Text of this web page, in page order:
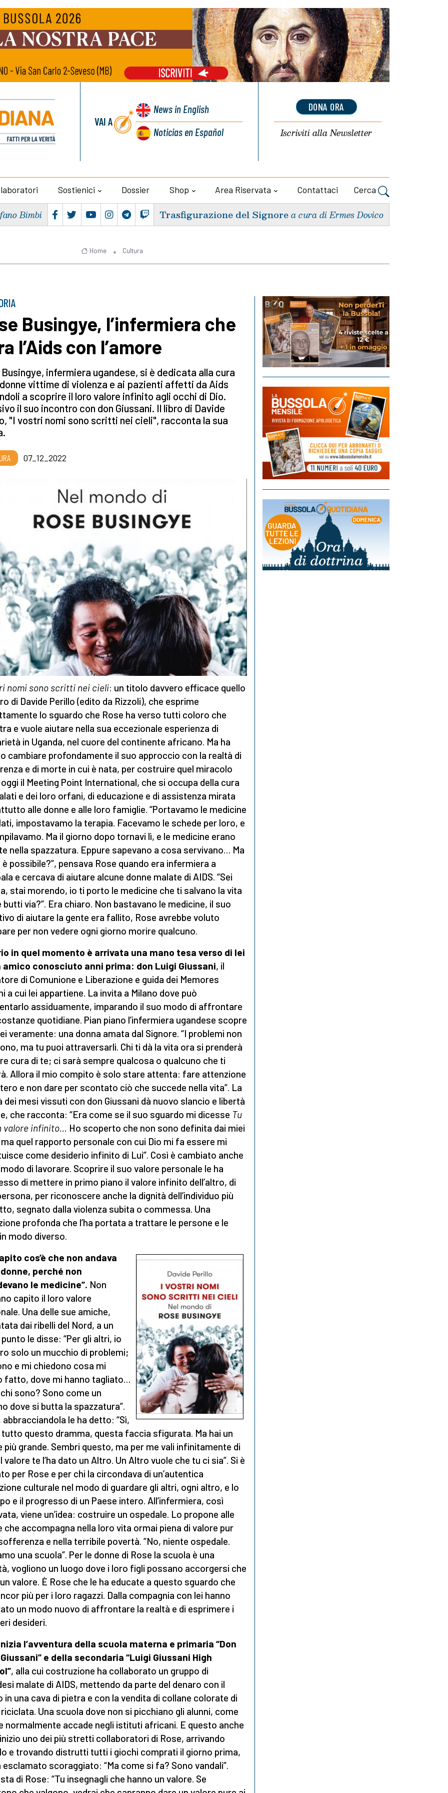
VAI A
Newsin English
Noticiasen Español
DONA ORA
Iscriviti allaNewsletter
Sostienici Dossier Shop Area Riservata Contattaci Cerca
Bimbi Trasfigurazione del Signorea cura di Ermes Dovico
Home Cultura
Busingye, l’infermiera che
l’Aids con l’amore
infermiera ugandese, si è dedicata alla cura
vittime di violenza e ai pazienti affetti da Aids
a scoprire il loro valore infinito agli occhi di Dio.
il suo incontro con don Giussani. Il libro di Davide
"I vostri nomi sono scritti nei cieli", racconta la sua
07_12_2022
nomi sono scritti nei cieli: un titolo davvero efficace quello
di Davide Perillo (edito da Rizzoli), che esprime
lo sguardo che Rose ha verso tutti coloro che
e vuole aiutare nella sua eccezionale esperienza di
in Uganda, nel cuore del continente africano. Ma ha
cambiare profondamente il suo approccio con la realtà di
e di morte in cui è nata, per costruire quel miracolo
il Meeting Point International, che si occupa della cura
e dei loro orfani, di educazione e di assistenza mirata
alle donne e alle loro famiglie. “Portavamo le medicine
impostavamo la terapia. Facevamo le schede per loro, e
Ma il giorno dopo tornavi lì, e le medicine erano
nella spazzatura. Eppure sapevano a cosa servivano… Ma
possibile?”, pensava Rose quando era infermiera a
e cercava di aiutare alcune donne malate di AIDS. “Sei
stai morendo, io ti porto le medicine che ti salvano la vita
butti via?”. Era chiaro. Non bastavano le medicine, il suo
di aiutare la gente era fallito, Rose avrebbe voluto
per non vedere ogni giorno morire qualcuno.
in quel momento è arrivata una mano tesa verso di lei
amico conosciuto anni prima: don Luigi Giussani, il
di Comunione e Liberazione e guida dei Memores
a cui lei appartiene. La invita a Milano dove può
assiduamente, imparando il suo modo di affrontare
quotidiane. Pian piano l’infermiera ugandese scopre
veramente: una donna amata dal Signore. “I problemi non
ma tu puoi attraversarli. Chi ti dà la vita ora si prenderà
cura di te; ci sarà sempre qualcosa o qualcuno che ti
Allora il mio compito è solo stare attenta: fare attenzione
e non dare per scontato ciò che succede nella vita”. La
dei mesi vissuti con don Giussani dà nuovo slancio e libertà
che racconta: “Era come se il suo sguardo mi dicesse Tu
valore infinito… Ho scoperto che non sono definita dai miei
quel rapporto personale con cui Dio mi fa essere mi
come desiderio infinito di Lui”. Così è cambiato anche
di lavorare. Scoprire il suo valore personale le ha
di mettere in primo piano il valore infinito dell’altro, di
per riconoscere anche la dignità dell’individuo più
segnato dalla violenza subita o commessa. Una
profonda che l’ha portata a trattare le persone e le
modo diverso.
cos’è che non andava
perché non
le medicine”. Non
capito il loro valore
Una delle sue amiche,
dai ribelli del Nord, a un
le disse: “Per gli altri, io
solo un mucchio di problemi;
e mi chiedono cosa mi
fatto, dove mi hanno tagliato…
sono? Sono come un
dove si butta la spazzatura”.
abbracciandola le ha detto: “Sì,
questo dramma, questa faccia sfigurata. Ma hai un
più grande. Sembri questo, ma per me vali infinitamente di
valore te l’ha dato un Altro. Un Altro vuole che tu ci sia”. Si è
per Rose e per chi la circondava di un’autentica
culturale nel modo di guardare gli altri, ogni altro, e lo
e il progresso di un Paese intero. All’infermiera, così
viene un’idea: costruire un ospedale. Lo propone alle
che accompagna nella loro vita ormai piena di valore pur
e nella terribile povertà. “No, niente ospedale.
una scuola”. Per le donne di Rose la scuola è una
vogliono un luogo dove i loro figli possano accorgersi che
valore. È Rose che le ha educate a questo sguardo che
più per i loro ragazzi. Dalla compagnia con lei hanno
un modo nuovo di affrontare la realtà e di esprimere i
desideri.
l’avventura della scuola materna e primaria “Don
e della secondaria “Luigi Giussani High
, alla cui costruzione ha collaborato un gruppo di
malate di AIDS, mettendo da parte del denaro con il
in una cava di pietra e con la vendita di collane colorate di
Una scuola dove non si picchiano gli alunni, come
normalmente accade negli istituti africani. E questo anche
uno dei più stretti collaboratori di Rose, arrivando
e trovando distrutti tutti i giochi comprati il giorno prima,
esclamato scoraggiato: “Ma come si fa? Sono vandali”.
di Rose: “Tu insegnagli che hanno un valore. Se